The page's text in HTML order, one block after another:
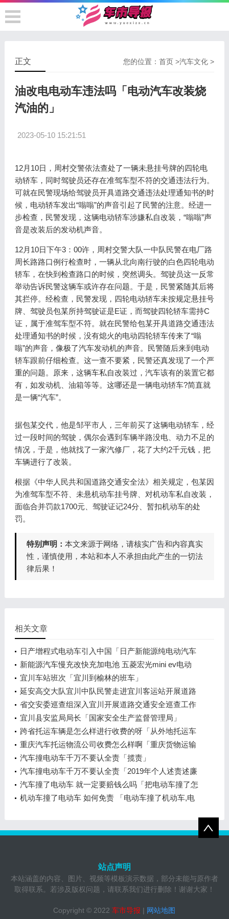
您的位置：首页 >汽车文化 >
正文
油改电电动车违法吗「电动汽车改装烧
汽油的」
2023-05-10 15:21:51
12月10日，周村交警依法查处了一辆未悬挂号牌的四轮电
动轿车，同时驾驶员还存在准驾车型不符的交通违法行为。
可就在民警现场给驾驶员开具道路交通违法处理通知书的时
候，电动轿车发出“嗡嗡”的声音引起了民警的注意。经进一
步检查，民警发现，这辆电动轿车涉嫌私自改装，“嗡嗡”声
音是改装后的发动机声音。
12月10日下午3：00许，周村交警大队一中队民警在电厂路
周长路路口例行检查时，一辆从北向南行驶的白色四轮电动
轿车，在快到检查路口的时候，突然调头。驾驶员这一反常
举动告诉民警这辆车或许存在问题。于是，民警紧随其后将
其拦停。经检查，民警发现，四轮电动轿车未按规定悬挂号
牌、驾驶员包某所持驾驶证是E证，而驾驶四轮轿车需持C
证，属于准驾车型不符。就在民警给包某开具道路交通违法
处理通知书的时候，没有熄火的电动四轮轿车传来了“嗡
嗡”的声音，像极了汽车发动机的声音。民警随后来到电动
轿车跟前仔细检查。这一查不要紧，民警还真发现了一个严
重的问题。原来，这辆车私自改装过，汽车该有的装置它都
有，如发动机、油箱等等。这哪还是一辆电动轿车?简直就
是一辆“汽车”。
据包某交代，他是邹平市人，三年前买了这辆电动轿车，经
过一段时间的驾驶，偶尔会遇到车辆半路没电、动力不足的
情况，于是，他就找了一家汽修厂，花了大约2千元钱，把
车辆进行了改装。
根据《中华人民共和国道路交通安全法》相关规定，包某因
为准驾车型不符、未悬机动车挂号牌、对机动车私自改装，
面临合并罚款1700元、驾驶证记24分、暂扣机动车的处
罚。
特别声明： 本文来源于网络，请核实广告和内容真实
性，谨慎使用，本站和本人不承担由此产生的一切法
律后果！
相关文章
日产增程式电动车引入中国「日产新能源纯电动汽车
什么时候上市」
新能源汽车慢充改快充加电池 五菱宏光mini ev电动
轿车加快充电池组
宜川车站班次「宜川到榆林的班车」
延安高交大队宜川中队民警走进宜川客运站开展道路
交通安全宣传
省交安委巡查组深入宜川开展道路交通安全巡查工作
「区委巡察组」
宜川县安监局局长「国家安全生产监督管理局」
跨省托运车辆是怎么样进行收费的呀「从外地托运车
怎么计费」
重庆汽车托运物流公司收费怎么样啊「重庆货物运输
物流公司」
汽车撞电动车千万不要认全责「揽责」
汽车撞电动车千万不要认全责「2019年个人述责述廉
报告最新」
汽车撞了电动车 就一定要赔钱么吗「把电动车撞了怎
么赔偿」
机动车撞了电动车 如何免责 「电动车撞了机动车,电
站点声明
本站涵盖的内容、图片、视频等模板演示数据，部分未能与原作者
取得联系。若涉及版权问题，请联系我们进行删除！谢谢大家！
Copyright © 2022车市导报 | 网站地图